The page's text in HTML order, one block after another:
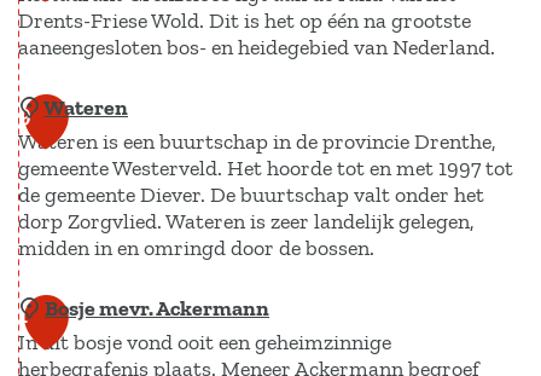
c
h
o
o
l
a
m
p
n
g
t
k
i
j
k
t
o
r
e
n
D
Drents-Friese Wold. Dit is het op één na grootste
aaneengesloten bos- en heidegebied van Nederland.
G
r
e
n
z
e
l
o
9 Wateren
Wateren is een buurtschap in de provincie Drenthe,
gemeente Westerveld. Het hoorde tot en met 1997 tot
de gemeente Diever. De buurtschap valt onder het
dorp Zorgvlied. Wateren is zeer landelijk gelegen,
midden in en omringd door de bossen.
W
a
1
0
Bosje mevr. Ackermann
In dit bosje vond ooit een geheimzinnige
herbegrafenis plaats. Meneer Ackermann begroef